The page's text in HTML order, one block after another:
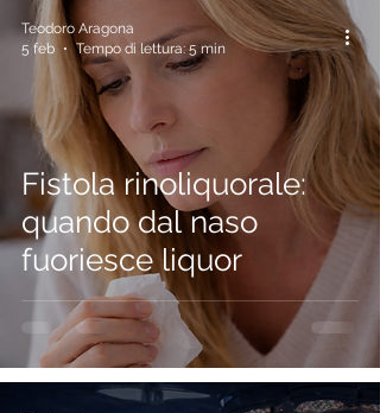
Fistola rinoliquorale:
quando dal naso
fuoriesce liquor
Teodoro Aragona
5 feb
Tempo di lettura: 5 min